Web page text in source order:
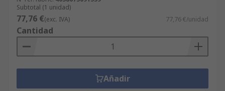
Subtotal (1 unidad)
77,76 €(exc. IVA) 77,76 €/unidad
Cantidad
Añadir